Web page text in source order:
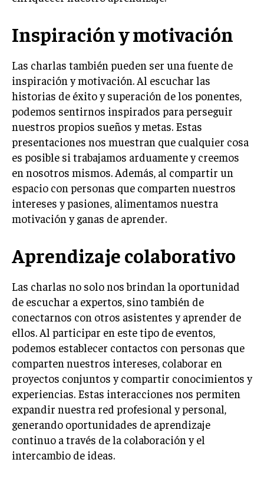
Inspiración y motivación
Las charlas también pueden ser una fuente de
inspiración y motivación. Al escuchar las
historias de éxito y superación de los ponentes,
podemos sentirnos inspirados para perseguir
nuestros propios sueños y metas. Estas
presentaciones nos muestran que cualquier cosa
es posible si trabajamos arduamente y creemos
en nosotros mismos. Además, al compartir un
espacio con personas que comparten nuestros
intereses y pasiones, alimentamos nuestra
motivación y ganas de aprender.
Aprendizaje colaborativo
Las charlas no solo nos brindan la oportunidad
de escuchar a expertos, sino también de
conectarnos con otros asistentes y aprender de
ellos. Al participar en este tipo de eventos,
podemos establecer contactos con personas que
comparten nuestros intereses, colaborar en
proyectos conjuntos y compartir conocimientos y
experiencias. Estas interacciones nos permiten
expandir nuestra red profesional y personal,
generando oportunidades de aprendizaje
continuo a través de la colaboración y el
intercambio de ideas.